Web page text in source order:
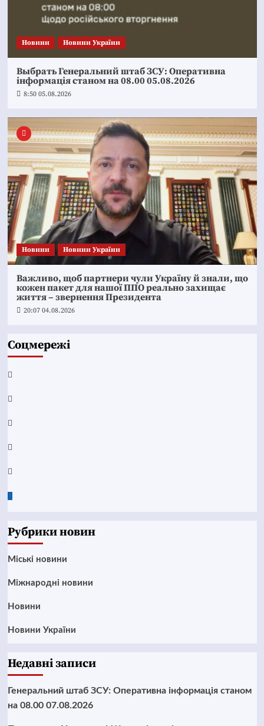
Новини Новини України
Выбрать Генеральний штаб ЗСУ: Оперативна
інформація станом на 08.00 05.08.2026
8:50 05.08.2026
Новини Новини України
Важливо, щоб партнери чули Україну й знали, що
кожен пакет для нашої ППО реально захищає
життя – звернення Президента
20:07 04.08.2026
Соцмережі
Facebook
YouTube
Telegram
Instagram
Twitter
Google
Рубрики новин
Mіські новини
Міжнародні новини
Новини
Новини України
Недавні записи
Генеральний штаб ЗСУ: Оперативна інформація станом
на 08.00 07.08.2026